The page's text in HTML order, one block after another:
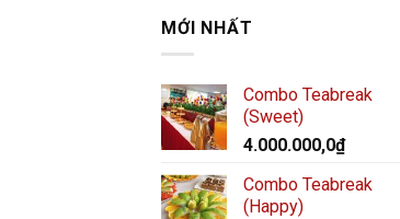
MỚI NHẤT
Combo Teabreak
(Sweet)
4.000.000,0₫
Combo Teabreak
(Happy)